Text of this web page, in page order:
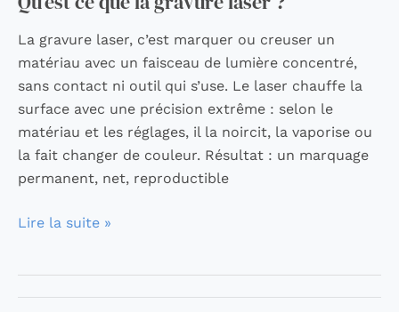
La gravure laser, c’est marquer ou creuser un
matériau avec un faisceau de lumière concentré,
sans contact ni outil qui s’use. Le laser chauffe la
surface avec une précision extrême : selon le
matériau et les réglages, il la noircit, la vaporise ou
la fait changer de couleur. Résultat : un marquage
permanent, net, reproductible
la
gravure
laser
?
Lire la suite »